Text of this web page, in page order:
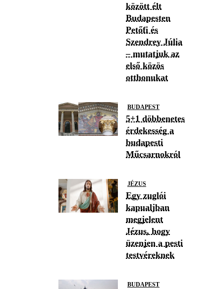
között élt
Budapesten
Petőfi és
Szendrey Júlia
– mutatjuk az
első közös
otthonukat
BUDAPEST
5+1 döbbenetes
érdekesség a
budapesti
Műcsarnokról
JÉZUS
Egy zuglói
kapualjban
megjelent
Jézus, hogy
üzenjen a pesti
testvéreknek
BUDAPEST